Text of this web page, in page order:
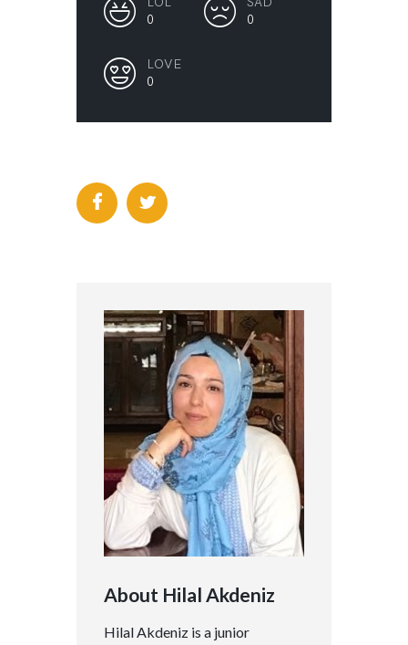
0
0
0
LOVE
About Hilal Akdeniz
Hilal Akdeniz is a junior